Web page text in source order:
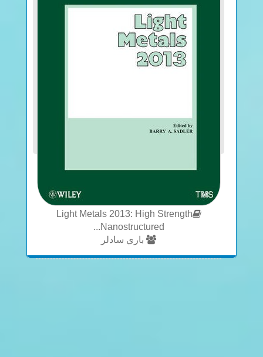
Light Metals 2013: High Strength
Nanostructured...
باري سادلر